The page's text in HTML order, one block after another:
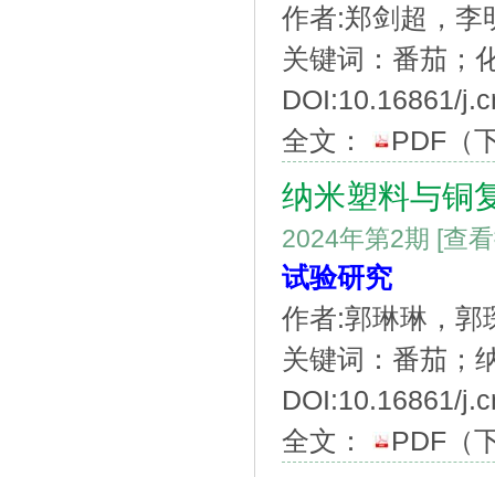
作者:郑剑超，李
关键词：番茄；
DOI:10.16861/
全文：
PDF （
纳米塑料与铜
2024年第2期 [查
试验研究
作者:郭琳琳，郭
关键词：番茄；
DOI:10.16861/
全文：
PDF （